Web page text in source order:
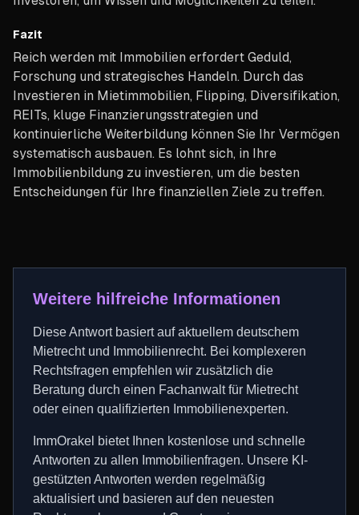
Fazit
Reich werden mit Immobilien erfordert Geduld,
Forschung und strategisches Handeln. Durch das
Investieren in Mietimmobilien, Flipping, Diversifikation,
REITs, kluge Finanzierungsstrategien und
kontinuierliche Weiterbildung können Sie Ihr Vermögen
systematisch ausbauen. Es lohnt sich, in Ihre
Immobilienbildung zu investieren, um die besten
Entscheidungen für Ihre finanziellen Ziele zu treffen.
Weitere hilfreiche Informationen
Diese Antwort basiert auf aktuellem deutschem
Mietrecht und Immobilienrecht. Bei komplexeren
Rechtsfragen empfehlen wir zusätzlich die
Beratung durch einen Fachanwalt für Mietrecht
oder einen qualifizierten Immobilienexperten.
ImmOrakel bietet Ihnen kostenlose und schnelle
Antworten zu allen Immobilienfragen. Unsere KI-
gestützten Antworten werden regelmäßig
aktualisiert und basieren auf den neuesten